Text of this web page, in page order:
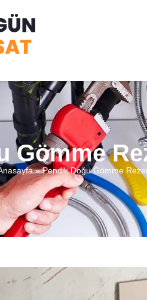
Gömme
»Pendik Doğu Gömme